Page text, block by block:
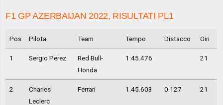
F1 GP AZERBAIJAN 2022, RISULTATI PL1
Pos Pilota Team Tempo Distacco Giri
1 Sergio Perez
Red Bull-
Honda
1:45.476 21
2
Charles
Leclerc
Ferrari 1.45.603 0.127 21